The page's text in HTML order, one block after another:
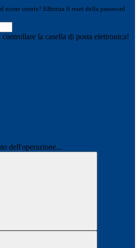
nome utente? Effettua il reset della password
la casella di posta elettronica!
dell'operazione...